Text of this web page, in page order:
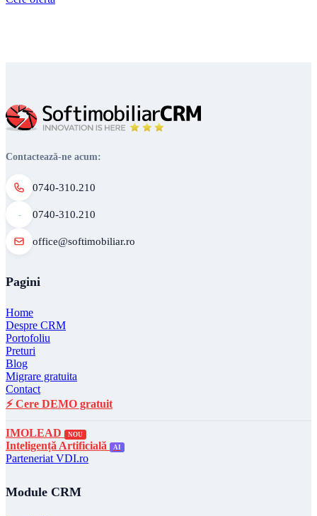
Contactează-ne acum:
0740-310.210
0740-310.210
office@softimobiliar.ro
Pagini
Home
Despre CRM
Portofoliu
Preturi
Blog
Migrare gratuita
Contact
⚡ Cere DEMO gratuit
IMOLEAD NOU
Inteligență Artificială AI
Parteneriat VDI.ro
Module CRM